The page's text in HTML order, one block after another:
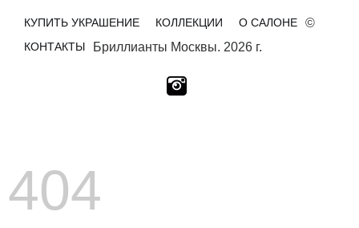
КУПИТЬ УКРАШЕНИЕ КОЛЛЕКЦИИ
О САЛОНЕ
КОНТАКТЫ
©
Бриллианты Москвы. 2026 г.
404